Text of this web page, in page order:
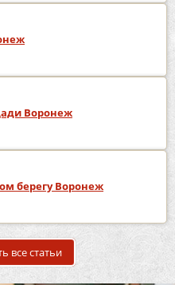
Воронеж
берегу Воронеж
все статьи